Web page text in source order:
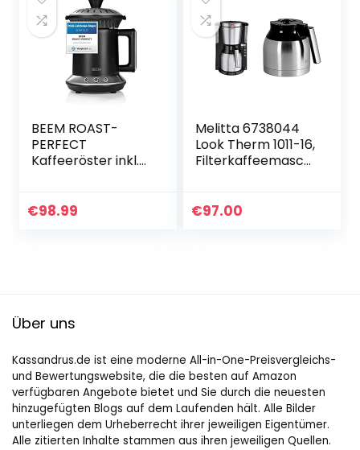
BEEM ROAST-
PERFECT
Kaffeeröster inkl.
(Ganze Bohne
€98.99
Melitta 6738044
Look Therm 1011-16,
Filterkaffeemaschi
Timer-Funktion,
€97.00
Über uns
Kassandrus.de ist eine moderne All-in-One-Preisvergleichs-
und Bewertungswebsite, die die besten auf Amazon
verfügbaren Angebote bietet und Sie durch die neuesten
hinzugefügten Blogs auf dem Laufenden hält. Alle Bilder
unterliegen dem Urheberrecht ihrer jeweiligen Eigentümer.
Alle zitierten Inhalte stammen aus ihren jeweiligen Quellen.